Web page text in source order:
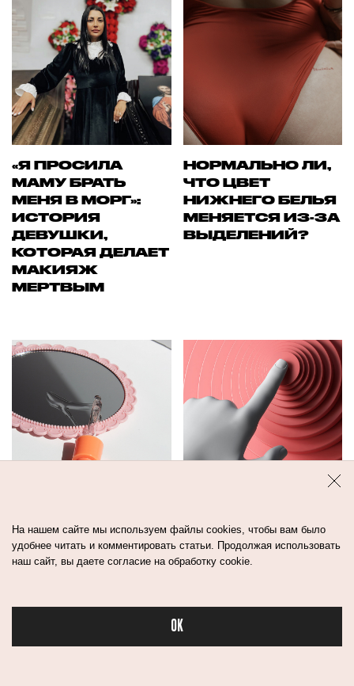
Бьюти в спорте
«Я ПРОСИЛА
МАМУ БРАТЬ
МЕНЯ В МОРГ»:
ИСТОРИЯ
ДЕВУШКИ,
КОТОРАЯ ДЕЛАЕТ
МАКИЯЖ
МЕРТВЫМ
НОРМАЛЬНО ЛИ,
ЧТО ЦВЕТ
НИЖНЕГО БЕЛЬЯ
МЕНЯЕТСЯ ИЗ-ЗА
ВЫДЕЛЕНИЙ?
ЛИЦА, КОТОРЫЕ
НРАВЯТСЯ
КОСМЕТОЛОГУ
ПОЯВЛЯЮТСЯ НА
ОДНОМ И ТОМ
ЖЕ МЕСТЕ?
На нашем сайте мы используем файлы cookies, чтобы вам было
удобнее читать и комментировать статьи. Продолжая использовать
наш сайт, вы даете согласие на обработку cookie.
OK